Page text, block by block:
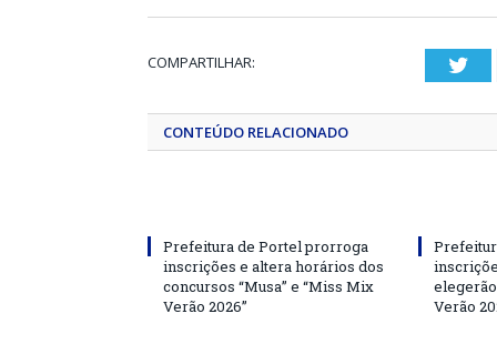
COMPARTILHAR:
CONTEÚDO RELACIONADO
Prefeitura de Portel prorroga
inscrições e altera horários dos
concursos “Musa” e “Miss Mix
Verão 2026”
Verão